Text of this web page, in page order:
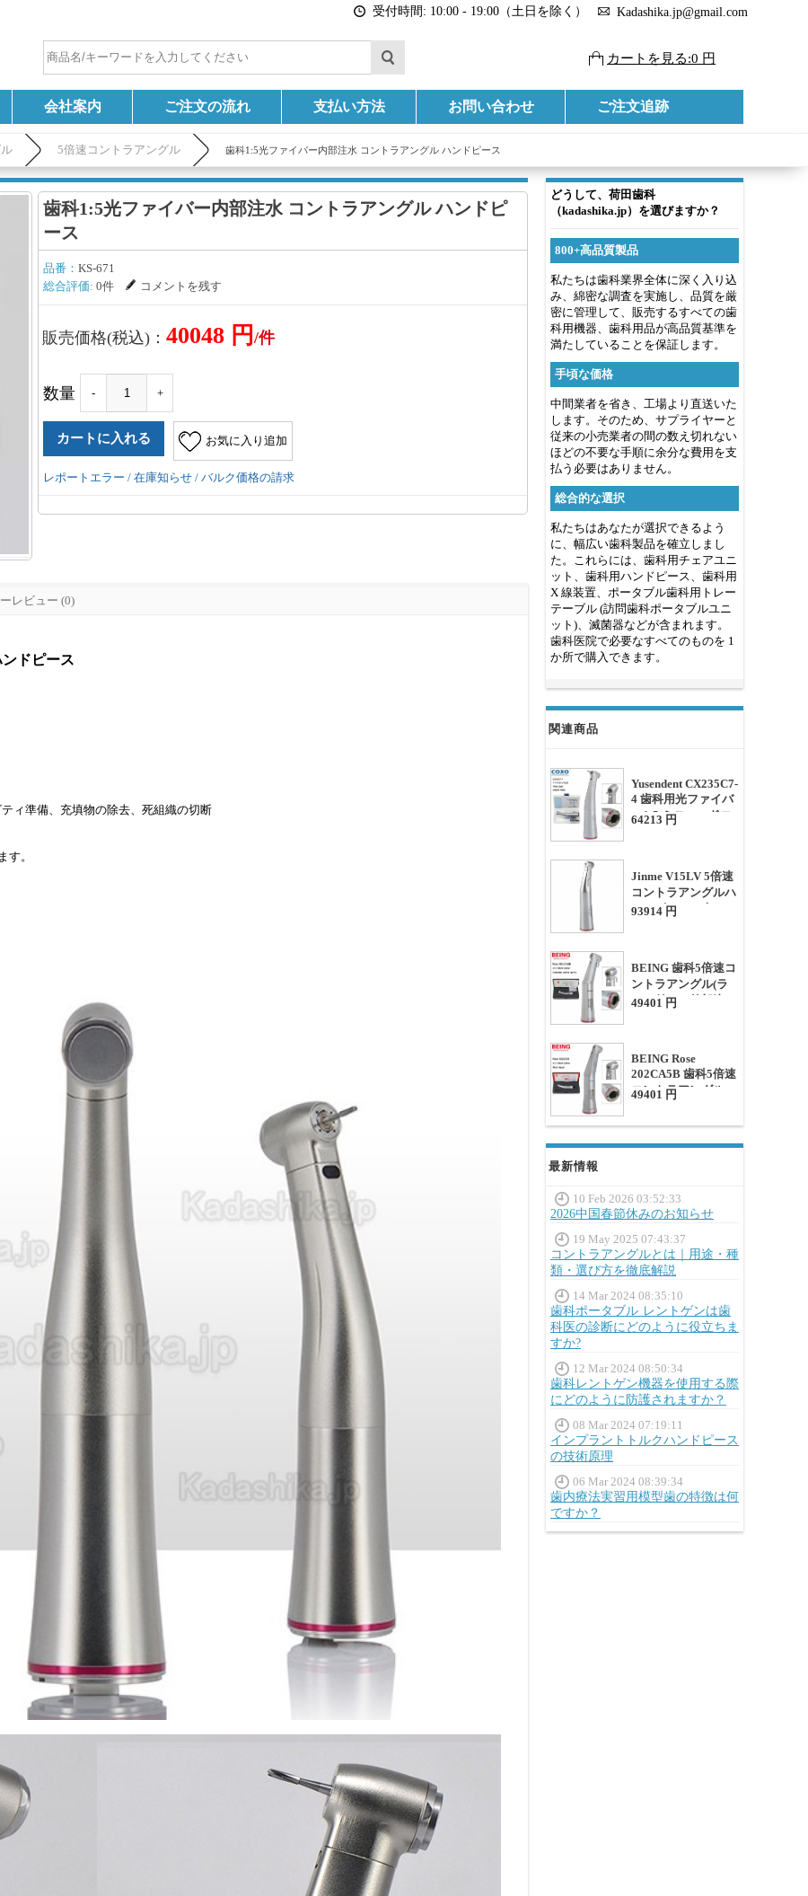
受付時間: 10:00 - 19:00（土日を除く） Kadashika.jp@gmail.com
カートを見る:0 円
会社案内 ご注文の流れ 支払い方法 お問い合わせ ご注文追跡
5倍速コントラアングル 歯科1:5光ファイバー内部注水 コントラアングル ハンドピース
どうして、荷田歯科
（kadashika.jp）を選びますか？
800+高品質製品
私たちは歯科業界全体に深く入り込
み、綿密な調査を実施し、品質を厳
密に管理して、販売するすべての歯
科用機器、歯科用品が高品質基準を
満たしていることを保証します。
手頃な価格
中間業者を省き、工場より直送いた
します。そのため、サプライヤーと
従来の小売業者の間の数え切れない
ほどの不要な手順に余分な費用を支
払う必要はありません。
総合的な選択
私たちはあなたが選択できるよう
に、幅広い歯科製品を確立しまし
た。これらには、歯科用チェアユニ
ット、歯科用ハンドピース、歯科用
X 線装置、ポータブル歯科用トレー
テーブル (訪問歯科ポータブルユニ
ット)、滅菌器などが含まれます。
歯科医院で必要なすべてのものを 1
か所で購入できます。
関連商品
Yusendent CX235C7-
4 歯科用光ファイバ
ー1:5 ミニヘッドコ
64213 円
Jinme V15LV 5倍速
コントラアングルハ
ンドピース（光ファ
93914 円
BEING 歯科5倍速コ
ントラアングル(ラ
イト付き、外部注
49401 円
BEING Rose
202CA5B 歯科5倍速
コントラアングル
ヘッド)
49401 円
最新情報
10 Feb 2026 03:52:33
2026中国春節休みのお知らせ
19 May 2025 07:43:37
コントラアングルとは｜用途・種
類・選び方を徹底解説
14 Mar 2024 08:35:10
歯科ポータブル レントゲンは歯
科医の診断にどのように役立ちま
すか?
12 Mar 2024 08:50:34
歯科レントゲン機器を使用する際
にどのように防護されますか？
08 Mar 2024 07:19:11
インプラントトルクハンドピース
の技術原理
06 Mar 2024 08:39:34
歯内療法実習用模型歯の特徴は何
ですか？
歯科1:5光ファイバー内部注水 コントラアングル ハンドピ
ース
品番： KS-671
総合評価: 0件 コメントを残す
販売価格(税込)： 40048 円 /件
数量 - +
お気に入り追加
レポートエラー / 在庫知らせ / バルク価格の請求
レビュー (0)
ドピース
ィ準備、充填物の除去、死組織の切断
す。